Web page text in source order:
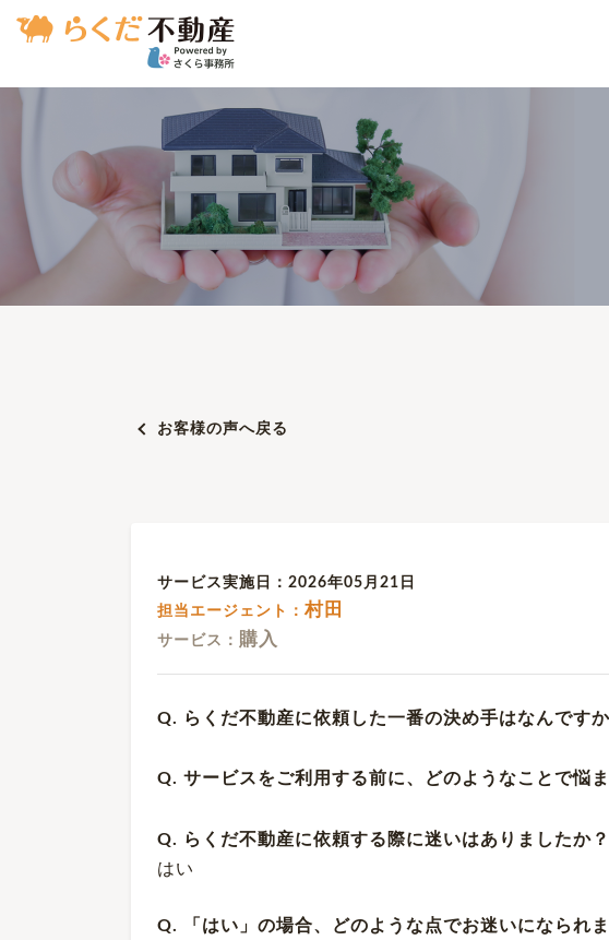
お客様の声へ戻る
サービス実施日：2026年05月21日
担当エージェント：村田
サービス： 購入
Q. らくだ不動産に依頼した一番の決め手はなんですか
Q. サービスをご利用する前に、どのようなことで悩
Q. らくだ不動産に依頼する際に迷いはありましたか？
はい
Q. 「はい」の場合、どのような点でお迷いになられ